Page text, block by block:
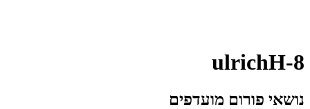
ulrichH-8
נושאי פורום מועדפים